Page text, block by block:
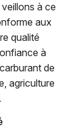
à ce
aux
qualité
à
de
agriculture